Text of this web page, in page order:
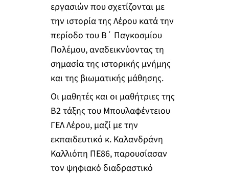
εργασιών που σχετίζονται με
την ιστορία της Λέρου κατά την
περίοδο του Β΄ Παγκοσμίου
Πολέμου, αναδεικνύοντας τη
σημασία της ιστορικής μνήμης
και της βιωματικής μάθησης.
Οι μαθητές και οι μαθήτριες της
Β2 τάξης του Μπουλαφέντειου
ΓΕΛ Λέρου, μαζί με την
εκπαιδευτικό κ. Καλανδράνη
Καλλιόπη ΠΕ86, παρουσίασαν
τον ψηφιακό διαδραστικό